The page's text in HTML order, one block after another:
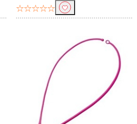
☆☆☆☆☆
屋外用（防滴・防水）
ワイヤレス監視カメ
ラ・アクセサリー